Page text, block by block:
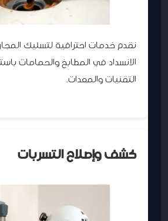
نقدم خدمات احترافية لتسليك
الانسداد في المطابخ والحمامات
التقنيات والمعدات.
كشف وإصلاح التسربات